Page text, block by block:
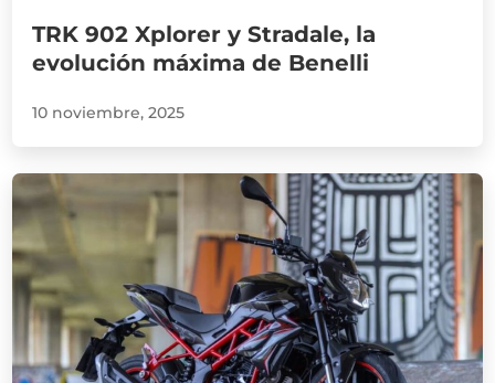
TRK 902 Xplorer y Stradale, la
evolución máxima de Benelli
10 noviembre, 2025